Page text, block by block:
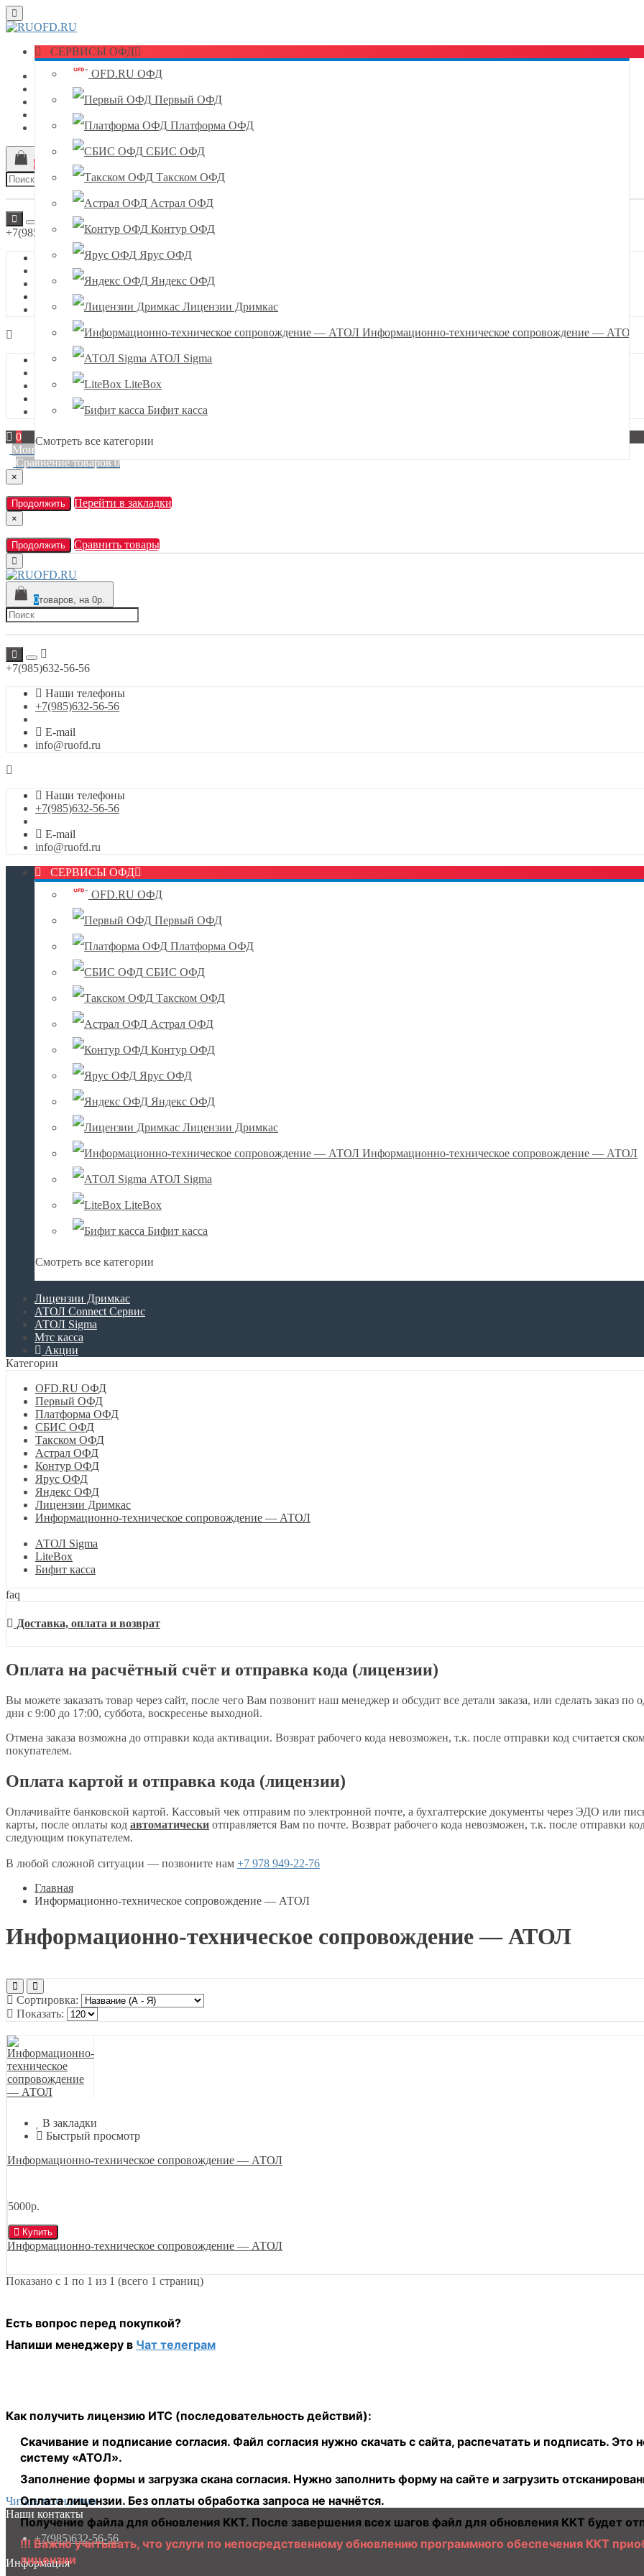
СЕРВИСЫ ОФД
OFD.RU ОФД
Первый ОФД
Платформа ОФД
СБИС ОФД
Такском ОФД
Астрал ОФД
Контур ОФД
Ярус ОФД
Яндекс ОФД
Лицензии Дримкас
Информационно-техническое сопровождение — АТОЛ
АТОЛ Sigma
LiteBox
Бифит касса
Смотреть все категории
Лицензии Дримкас
АТОЛ Connect Сервис
АТОЛ Sigma
Мтс касса
Акции
0 товаров, на 0р.
+7(985)632-56-56
Наши телефоны
+7(985)632-56-56
E-mail
info@ruofd.ru
Наши телефоны
+7(985)632-56-56
E-mail
info@ruofd.ru
0
Мои закладки
Сравнение товаров0
×
Продолжить Перейти в закладки
×
Продолжить Сравнить товары
0товаров, на 0р.
+7(985)632-56-56
Наши телефоны
+7(985)632-56-56
E-mail
info@ruofd.ru
Наши телефоны
+7(985)632-56-56
E-mail
info@ruofd.ru
СЕРВИСЫ ОФД
OFD.RU ОФД
Первый ОФД
Платформа ОФД
СБИС ОФД
Такском ОФД
Астрал ОФД
Контур ОФД
Ярус ОФД
Яндекс ОФД
Лицензии Дримкас
Информационно-техническое сопровождение — АТОЛ
АТОЛ Sigma
LiteBox
Бифит касса
Смотреть все категории
Лицензии Дримкас
АТОЛ Connect Сервис
АТОЛ Sigma
Мтс касса
Акции
Категории
OFD.RU ОФД
Первый ОФД
Платформа ОФД
СБИС ОФД
Такском ОФД
Астрал ОФД
Контур ОФД
Ярус ОФД
Яндекс ОФД
Лицензии Дримкас
Информационно-техническое сопровождение — АТОЛ
АТОЛ Sigma
LiteBox
Бифит касса
faq
Доставка, оплата и возврат
Оплата на расчётный счёт и отправка кода (лицензии)
Вы можете заказать товар через сайт, после чего Вам позвонит наш менеджер и обсудит все детали заказа, или сделать заказ по
дни с 9:00 до 17:00, суббота, воскресенье выходной.
Отмена заказа возможна до отправки кода активации. Возврат рабочего кода невозможен, т.к. после отправки код
покупателем.
Оплата картой и отправка кода (лицензии)
Оплачивайте банковской картой. Кассовый чек отправим по электронной почте, а бухгалтерские документы через ЭДО или
карты, после оплаты код автоматически отправляется Вам по почте. Возврат рабочего кода невозможен, т.к. после отправки
следующим покупателем.
В любой сложной ситуации — позвоните нам +7 978 949-22-76
Главная
Информационно-техническое сопровождение — АТОЛ
Информационно-техническое сопровождение — АТОЛ
Сортировка:
Показать:
В закладки
Быстрый просмотр
Информационно-техническое сопровождение — АТОЛ
5000р.
Купить
Информационно-техническое сопровождение — АТОЛ
Показано с 1 по 1 из 1 (всего 1 страниц)
Есть вопрос перед покупкой?
Напиши менеджеру в Чат телеграм
Как получить лицензию ИТС (последовательность действий):
Скачивание и подписание согласия. Файл согласия нужно скачать с сайта, распечатать и подписать.
систему «АТОЛ».
Заполнение формы и загрузка скана согласия. Нужно заполнить форму на сайте и загрузить
Оплата лицензии. Без оплаты обработка запроса не начнётся.
Получение файла для обновления ККТ. После завершения всех шагов файл для обновления ККТ будет
!!! Важно учитывать, что услуги по непосредственному обновлению программного обеспечения ККТ
лицензии
Читать полностью
Наши контакты
+7(985)632-56-56
Информация